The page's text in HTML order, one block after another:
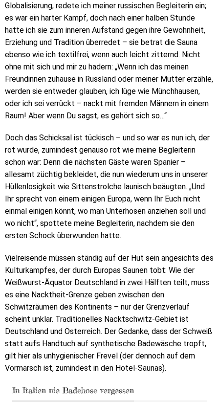
Globalisierung, redete ich meiner russischen Begleiterin ein;
es war ein harter Kampf, doch nach einer halben Stunde
hatte ich sie zum inneren Aufstand gegen ihre Gewohnheit,
Erziehung und Tradition überredet – sie betrat die Sauna
ebenso wie ich textilfrei, wenn auch leicht zitternd. Nicht
ohne mit sich und mir zu hadern: „Wenn ich das meinen
Freundinnen zuhause in Russland oder meiner Mutter erzähle,
werden sie entweder glauben, ich lüge wie Münchhausen,
oder ich sei verrückt – nackt mit fremden Männern in einem
Raum! Aber wenn Du sagst, es gehört sich so…“
Doch das Schicksal ist tückisch – und so war es nun ich, der
rot wurde, zumindest genauso rot wie meine Begleiterin
schon war: Denn die nächsten Gäste waren Spanier –
allesamt züchtig bekleidet, die nun wiederum uns in unserer
Hüllenlosigkeit wie Sittenstrolche launisch beäugten. „Und
Ihr sprecht von einem einigen Europa, wenn Ihr Euch nicht
einmal einigen könnt, wo man Unterhosen anziehen soll und
wo nicht“, spottete meine Begleiterin, nachdem sie den
ersten Schock überwunden hatte.
Vielreisende müssen ständig auf der Hut sein angesichts des
Kulturkampfes, der durch Europas Saunen tobt: Wie der
Weißwurst-Äquator Deutschland in zwei Hälften teilt, muss
es eine Nacktheit-Grenze geben zwischen den
Schwitzräumen des Kontinents – nur der Grenzverlauf
scheint unklar. Traditionelles Nacktschwitz-Gebiet ist
Deutschland und Österreich. Der Gedanke, dass der Schweiß
statt aufs Handtuch auf synthetische Badewäsche tropft,
gilt hier als unhygienischer Frevel (der dennoch auf dem
Vormarsch ist, zumindest in den Hotel-Saunas).
In Italien nie Badehose vergessen